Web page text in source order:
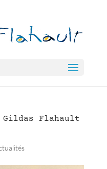
Gildas Flahault